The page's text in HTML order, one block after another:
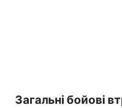
Загальні бойові